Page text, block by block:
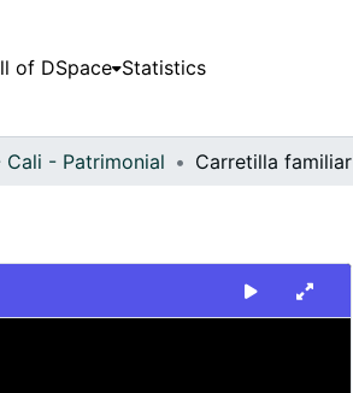
of DSpace Statistics
Cali - Patrimonial Carretilla familiar